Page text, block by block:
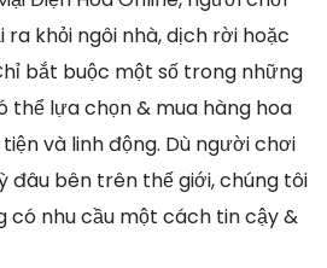
khỏi ngôi nhà, dịch rời hoặc
bắt buộc một số trong những
thể lựa chọn & mua hàng hoa
và linh động. Dù người chơi
đâu bên trên thế giới, chúng tôi
có nhu cầu một cách tin cậy &